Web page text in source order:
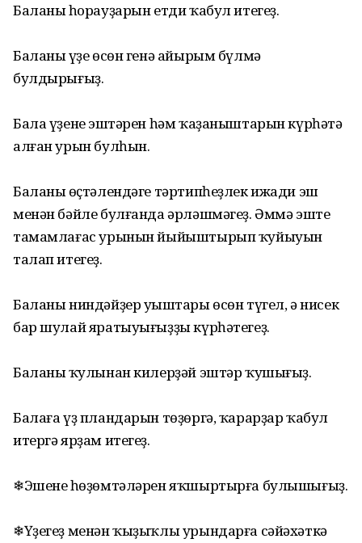
Баланың һорауҙарын етди ҡабул итегеҙ.
Баланың үҙе өсөн генә айырым бүлмә
булдырығыҙ.
Бала үҙенең эштәрен һәм ҡаҙаныштарын күрһәтә
алған урын булһын.
Баланың өҫтәлендәге тәртипһеҙлек ижади эш
менән бәйле булғанда әрләшмәгеҙ. Әммә эште
тамамлағас урынын йыйыштырып ҡуйыуын
талап итегеҙ.
Баланы ниндәйҙер уңыштары өсөн түгел, ә нисек
бар шулай яратыуығыҙҙы күрһәтегеҙ.
Баланың ҡулынан килерҙәй эштәр ҡушығыҙ.
Балаға үҙ пландарын төҙөргә, ҡарарҙар ҡабул
итергә ярҙам итегеҙ.
❄Эшенең һөҙөмтәләрен яҡшыртырға булышығыҙ.
❄Үҙегеҙ менән ҡыҙыҡлы урындарға сәйәхәткә